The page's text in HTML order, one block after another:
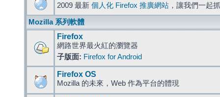
2009 最新 個人化 Firefox 推廣網站 ，讓我們一起
Mozilla 系列軟體
Firefox
網路世界最火紅的瀏覽器
子版面: Firefox for Android
Firefox OS
Mozilla 的未來，Web 作為平台的體現